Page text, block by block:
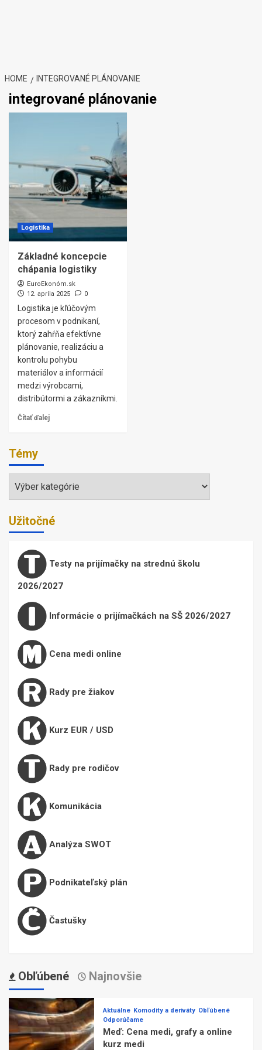
HOME INTEGROVANÉ PLÁNOVANIE
integrované plánovanie
Logistika
Základné koncepcie
chápania logistiky
EuroEkonóm.sk
12. apríla 2025
0
Logistika je kľúčovým
procesom v podnikaní,
ktorý zahŕňa efektívne
plánovanie, realizáciu a
kontrolu pohybu
materiálov a informácií
medzi výrobcami,
distribútormi a zákazníkmi.
Čítať ďalej
Témy
Témy
Užitočné
Testy na prijímačky na strednú školu
2026/2027
Informácie o prijímačkách na SŠ 2026/2027
Cena medi online
Rady pre žiakov
Kurz EUR / USD
Rady pre rodičov
Komunikácia
Analýza SWOT
Podnikateľský plán
Častušky
Obľúbené Najnovšie
Aktuálne Komodity a deriváty Obľúbené
Odporúčame
Meď: Cena medi, grafy a online
kurz medi